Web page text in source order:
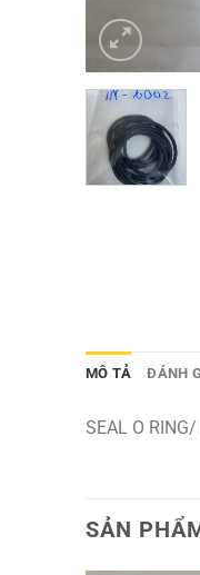
MÔ TẢ ĐÁNH
SEAL O
SẢN